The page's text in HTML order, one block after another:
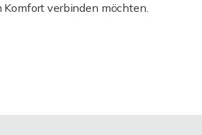
verbinden möchten.